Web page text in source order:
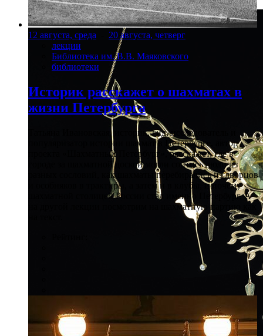
12 августа, среда
20 августа, четверг
лекции
Библиотека им. В.В. Маяковского
библиотеки
Историк расскажет о шахматах в
жизни Петербурга
Татьяна Ивановская, историк, гид, исследователь и
популяризатор истории шахмат в Петербурге, автор
проекта «Шахматный Петербург», расскажет, где в
городе за шахматной доской могли сойтись люди из
разных сословий, как шахматы перебирались из дворцов
и особняков в трактиры, а затем и в клубы, и почему
шахматной столицей России стал именно Петербург. А
на другой лекции посмотрим на шахматную партию как